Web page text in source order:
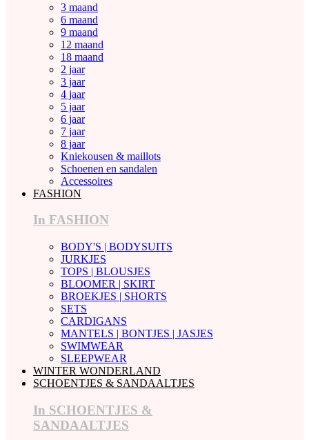
3 maand
6 maand
9 maand
12 maand
18 maand
2 jaar
3 jaar
4 jaar
5 jaar
6 jaar
7 jaar
8 jaar
Kniekousen & maillots
Schoenen en sandalen
Accessoires
FASHION
In FASHION
BODY'S | BODYSUITS
JURKJES
TOPS | BLOUSJES
BLOOMER | SKIRT
BROEKJES | SHORTS
SETS
CARDIGANS
MANTELS | BONTJES | JASJES
SWIMWEAR
SLEEPWEAR
WINTER WONDERLAND
SCHOENTJES & SANDAALTJES
In SCHOENTJES &
SANDAALTJES